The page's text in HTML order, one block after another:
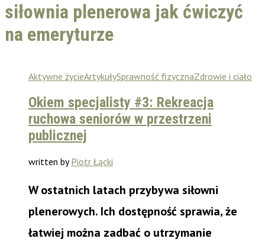
siłownia plenerowa jak ćwiczyć
na emeryturze
Aktywne życieArtykułySprawność fizycznaZdrowie i ciało
Okiem specjalisty #3: Rekreacja
ruchowa seniorów w przestrzeni
publicznej
written byPiotr Łącki
W ostatnich latach przybywa siłowni
plenerowych. Ich dostępność sprawia, że
łatwiej można zadbać o utrzymanie